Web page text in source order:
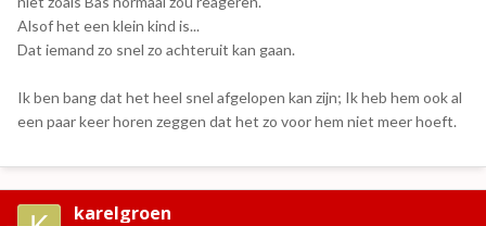
Alsof het een klein kind is...
Dat iemand zo snel zo achteruit kan gaan.
Ik ben bang dat het heel snel afgelopen kan zijn; Ik heb hem ook al
een paar keer horen zeggen dat het zo voor hem niet meer hoeft.
karelgroen